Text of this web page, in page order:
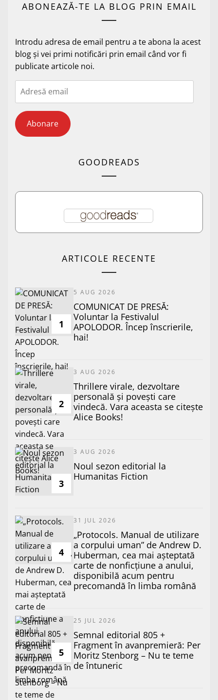
ABONEAZĂ-TE LA BLOG PRIN EMAIL
Introdu adresa de email pentru a te abona la acest
blog și vei primi notificări prin email când vor fi
publicate articole noi.
Adresă
email
Abonare
GOODREADS
ARTICOLE RECENTE
1
5 AUG 2026
COMUNICAT DE PRESĂ:
Voluntar la Festivalul
APOLODOR. Încep înscrierile,
hai!
2
3 AUG 2026
Thrillere virale, dezvoltare
personală și povești care
vindecă. Vara aceasta se citește
Alice Books!
3
3 AUG 2026
​Noul sezon editorial la
Humanitas Fiction
4
31 JUL 2026
„Protocols. Manual de utilizare
a corpului uman” de Andrew D.
Huberman, cea mai așteptată
carte de nonficțiune a anului,
disponibilă acum pentru
precomandă în limba română
5
25 JUL 2026
Semnal editorial 805 +
Fragment în avanpremieră: Per
Moritz Stenborg – Nu te teme
de întuneric